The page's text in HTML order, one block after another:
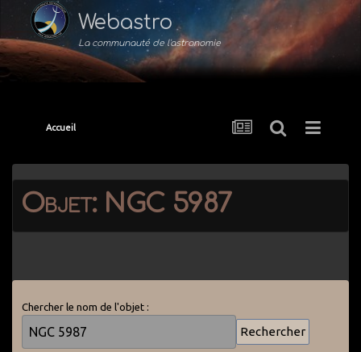
Webastro
La communauté de l'astronomie
Accueil
Objet: NGC 5987
Chercher le nom de l'objet :